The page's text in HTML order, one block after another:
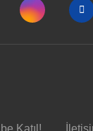
Katıl!